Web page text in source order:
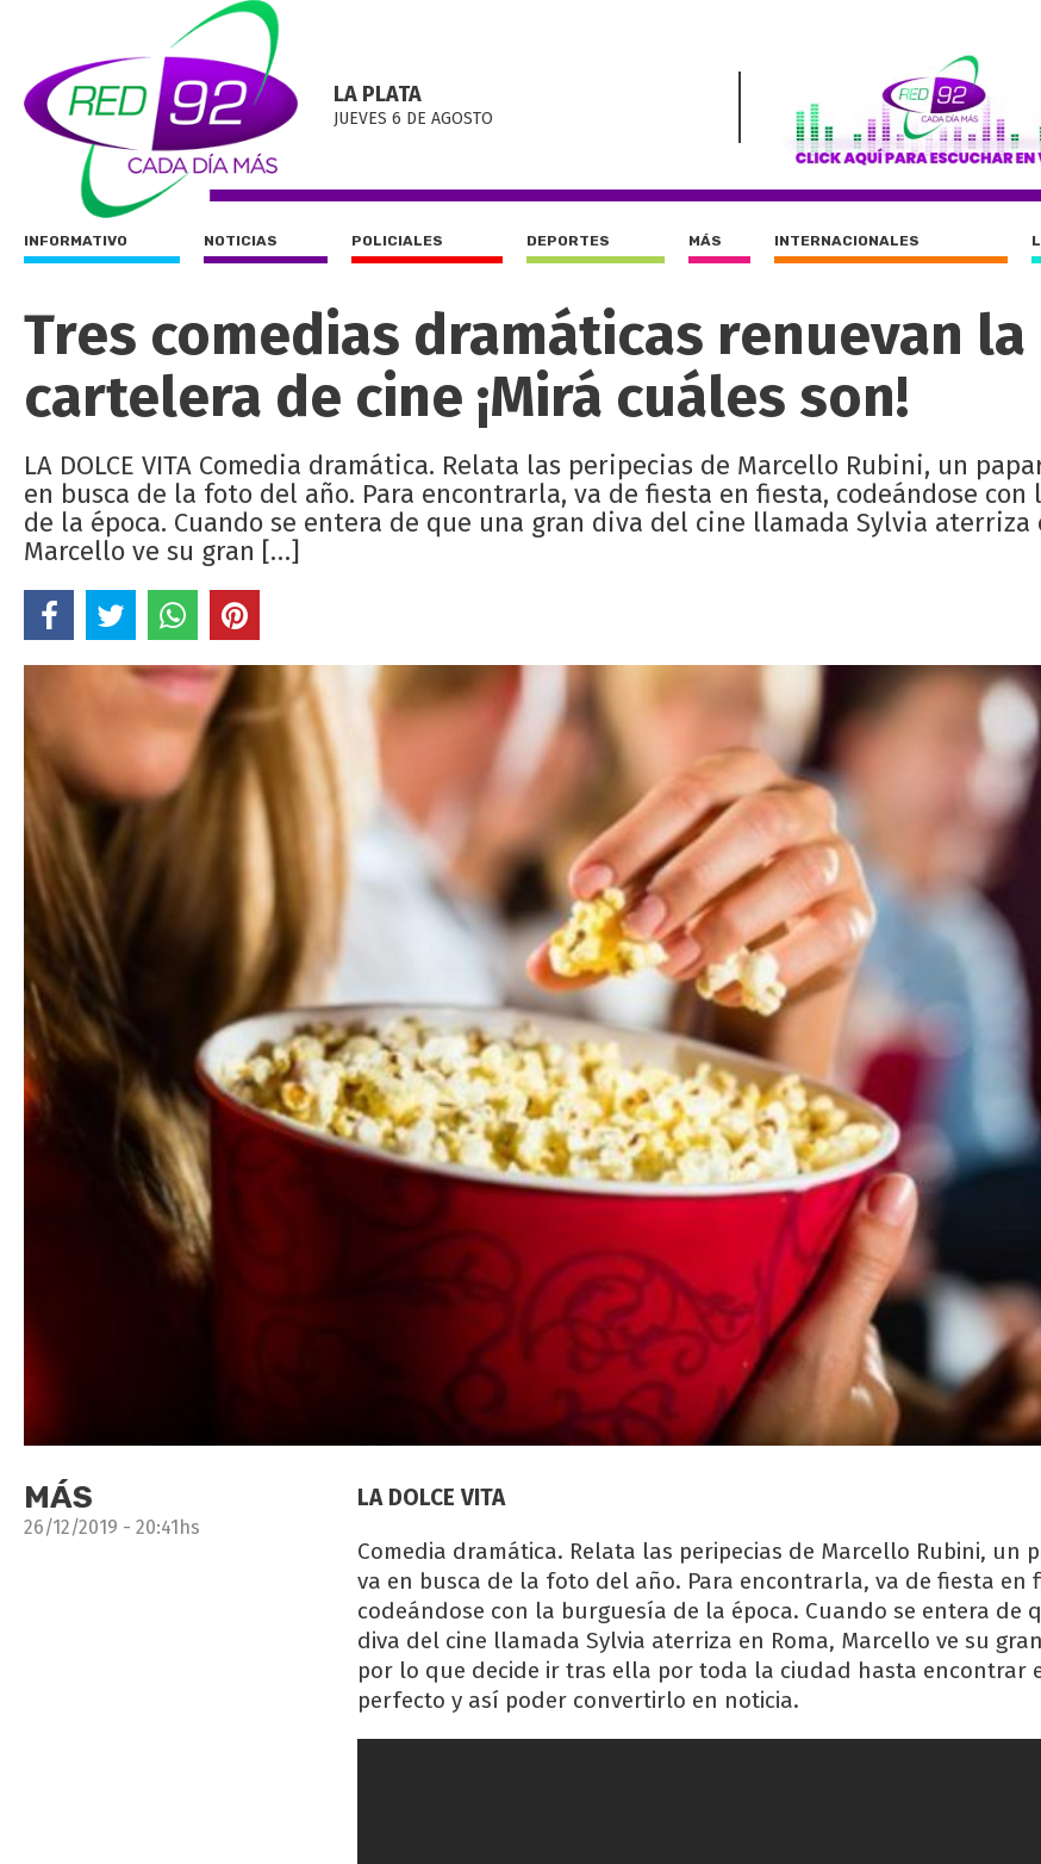
LA PLATA
JUEVES 6 DE AGOSTO
INFORMATIVO NOTICIAS POLICIALES DEPORTES MÁS INTERNACIONALES
Tres comedias dramáticas renuevan la
cartelera de cine ¡Mirá cuáles son!
LA DOLCE VITA Comedia dramática. Relata las peripecias de Marcello Rubini, un
en busca de la foto del año. Para encontrarla, va de fiesta en fiesta, codeándose con
de la época. Cuando se entera de que una gran diva del cine llamada Sylvia aterriza
Marcello ve su gran […]
MÁS
26/12/2019 - 20:41hs
LA DOLCE VITA
Comedia dramática. Relata las peripecias de Marcello Rubini, un
va en busca de la foto del año. Para encontrarla, va de fiesta en
codeándose con la burguesía de la época. Cuando se entera de
diva del cine llamada Sylvia aterriza en Roma, Marcello ve su
por lo que decide ir tras ella por toda la ciudad hasta encontrar
perfecto y así poder convertirlo en noticia.